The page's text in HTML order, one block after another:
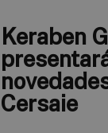
Keraben
Cersaie